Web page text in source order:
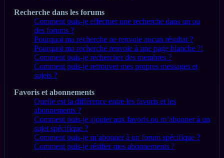
Recherche dans les forums
Comment puis-je effectuer une recherche dans un ou
des forums ?
Pourquoi ma recherche ne renvoie aucun résultat ?
Pourquoi ma recherche renvoie à une page blanche ?!
Comment puis-je rechercher des membres ?
Comment puis-je retrouver mes propres messages et
sujets ?
Favoris et abonnements
Quelle est la différence entre les favoris et les
abonnements ?
Comment puis-je ajouter aux favoris ou m’abonner à un
sujet spécifique ?
Comment puis-je m’abonner à un forum spécifique ?
Comment puis-je résilier mes abonnements ?